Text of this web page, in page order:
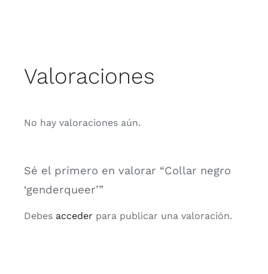
Valoraciones
No hay valoraciones aún.
Sé el primero en valorar “Collar negro
‘genderqueer’”
Debes acceder para publicar una valoración.